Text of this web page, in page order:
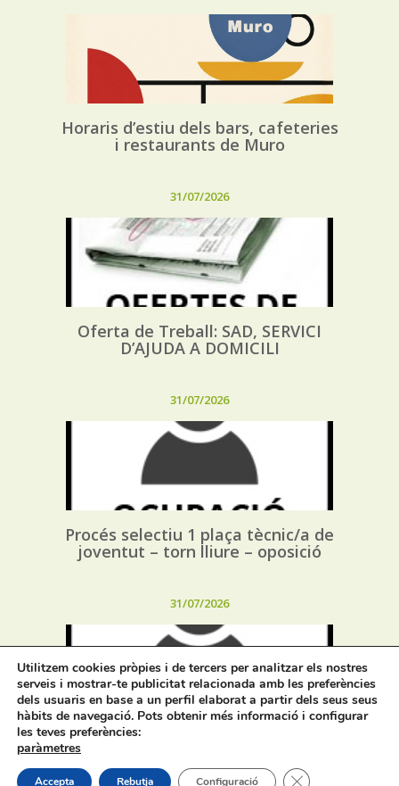
Horaris d’estiu dels bars, cafeteries
i restaurants de Muro
31/07/2026
Oferta de Treball: SAD, SERVICI
D’AJUDA A DOMICILI
31/07/2026
Procés selectiu 1 plaça tècnic/a de
joventut – torn lliure – oposició
31/07/2026
Procés selectiu 1 plaça assessor/a
jurídic/a – torn lliure – oposició
Utilitzem cookies pròpies i de tercers per analitzar els nostres
serveis i mostrar-te publicitat relacionada amb les preferències
dels usuaris en base a un perfil elaborat a partir dels seus seus
hàbits de navegació. Pots obtenir més informació i configurar
les teves preferències:
paràmetres
Accepta Rebutja Configuració Tanca el bàner de